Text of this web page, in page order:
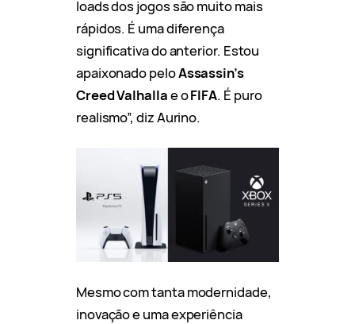
loads dos jogos são muito mais
rápidos. É uma diferença
significativa do anterior. Estou
apaixonado peloAssassin’s
Creed Valhallae oFIFA. É puro
realismo”, diz Aurino.
Mesmo com tanta modernidade,
inovação e uma experiência